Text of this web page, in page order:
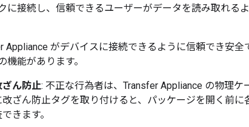
に接続し、信頼できるユーザーがデータを読み取れる
Appliance がデバイスに接続できるように信頼でき安
機能があります。
ざん防止: 不正な行為者は、Transfer Appliance の物理
改ざん防止タグを取り付けると、パッケージを開く前
きます。